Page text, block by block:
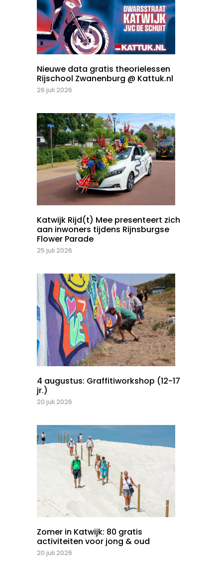
Nieuwe data gratis theorielessen
Rijschool Zwanenburg @ Kattuk.nl
26 juli 2026
Katwijk Rijd(t) Mee presenteert zich
aan inwoners tijdens Rijnsburgse
Flower Parade
25 juli 2026
4 augustus: Graffitiworkshop (12-17
jr.)
20 juli 2026
Zomer in Katwijk: 80 gratis
activiteiten voor jong & oud
20 juli 2026